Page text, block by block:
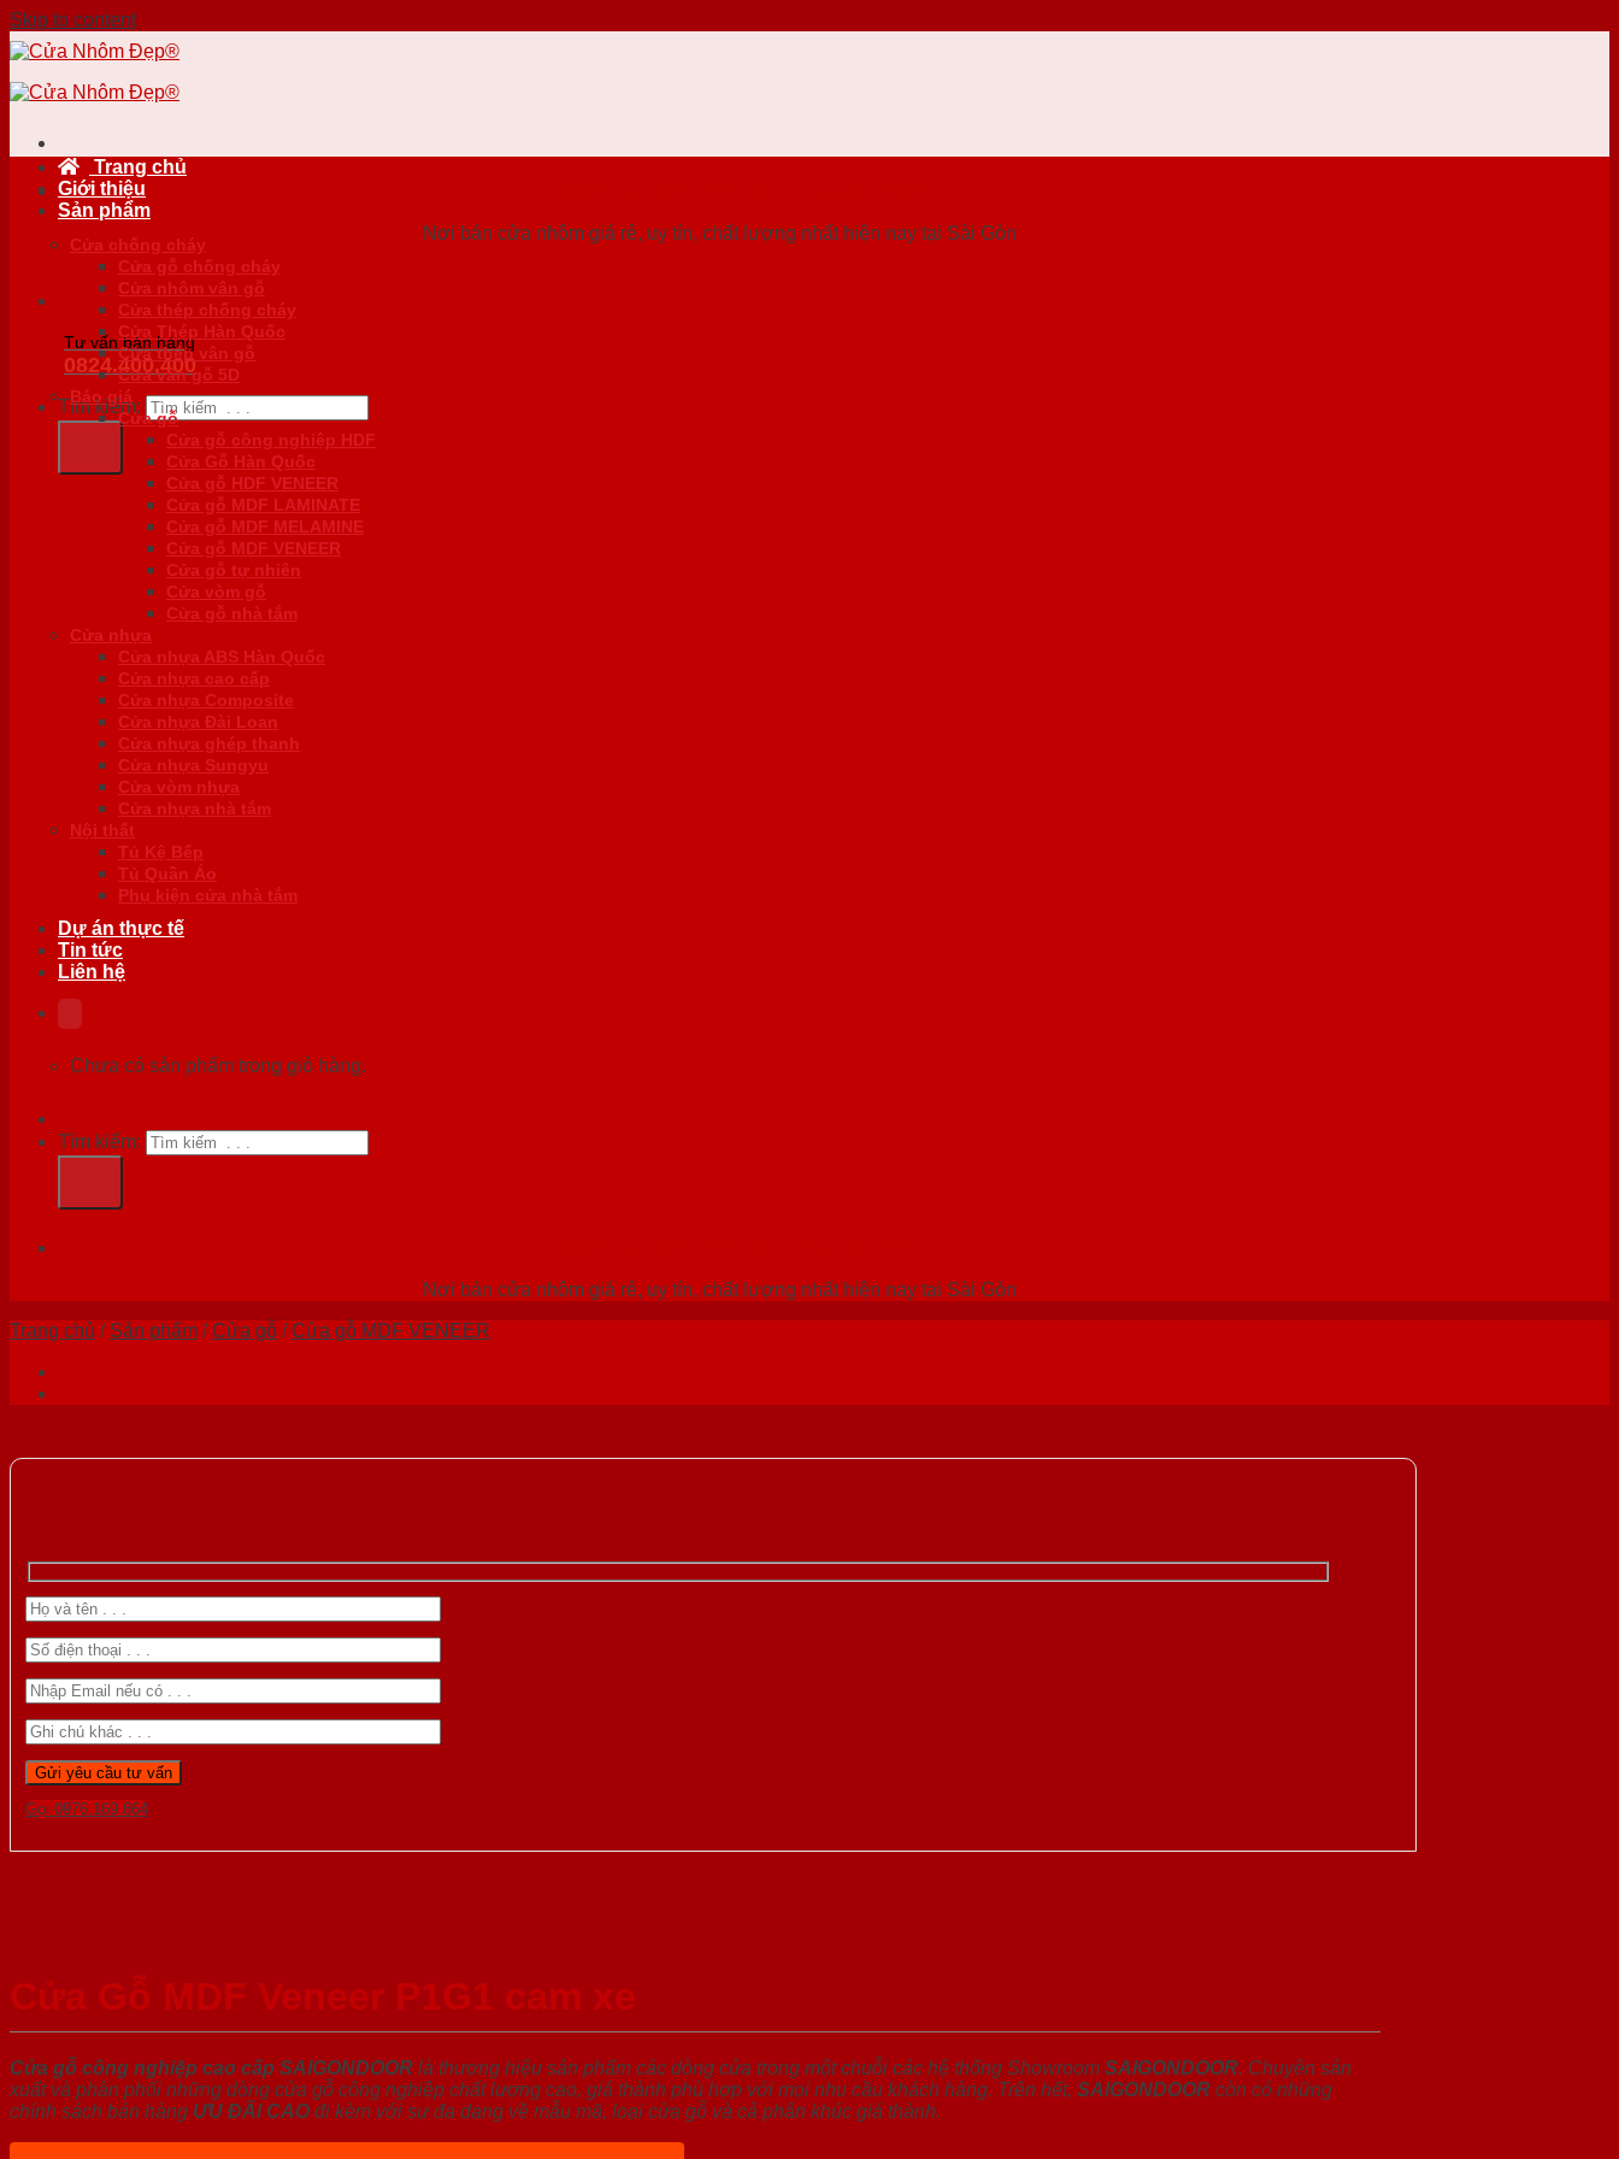
Skip to content
Nơi bán cửa nhôm giá rẻ, uy tín, chất lượng nhất hiện nay tại Sài Gòn
Tư vấn bán hàng
0824.400.400
Tìm kiếm:
Trang chủ
Giới thiệu
Sản phẩm
Cửa chống cháy
Cửa gỗ chống cháy
Cửa nhôm vân gỗ
Cửa thép chống cháy
Cửa Thép Hàn Quốc
Cửa thép vân gỗ
Cửa vân gỗ 5D
Báo giá
Cửa gỗ
Cửa gỗ công nghiệp HDF
Cửa Gỗ Hàn Quốc
Cửa gỗ HDF VENEER
Cửa gỗ MDF LAMINATE
Cửa gỗ MDF MELAMINE
Cửa gỗ MDF VENEER
Cửa gỗ tự nhiên
Cửa vòm gỗ
Cửa gỗ nhà tắm
Cửa nhựa
Cửa nhựa ABS Hàn Quốc
Cửa nhựa cao cấp
Cửa nhựa Composite
Cửa nhựa Đài Loan
Cửa nhựa ghép thanh
Cửa nhựa Sungyu
Cửa vòm nhựa
Cửa nhựa nhà tắm
Nội thất
Tủ Kệ Bếp
Tủ Quần Áo
Phụ kiện cửa nhà tắm
Dự án thực tế
Tin tức
Liên hệ
Chưa có sản phẩm trong giỏ hàng.
Tìm kiếm:
Nơi bán cửa nhôm giá rẻ, uy tín, chất lượng nhất hiện nay tại Sài Gòn
Trang chủ / Sản phẩm / Cửa gỗ / Cửa gỗ MDF VENEER
Gọi 0976.169.864
Cửa Gỗ MDF Veneer P1G1 cam xe
Cửa gỗ công nghiệp cao cấp SAIGONDOOR là thương hiệu sản phẩm các dòng cửa trong một chuỗi các hệ thống Showroom SAIGONDOOR. Chuyên sản
xuất và phân phối những dòng cửa gỗ công nghiệp chất lượng cao, giá thành phù hợp với mọi nhu cầu khách hàng. Trên hết, SAIGONDOOR còn có những
chính sách bán hàng ƯU ĐÃI CAO đi kèm với sự đa dạng về mẫu mã, loại cửa gỗ và cả phân khúc giá thành.